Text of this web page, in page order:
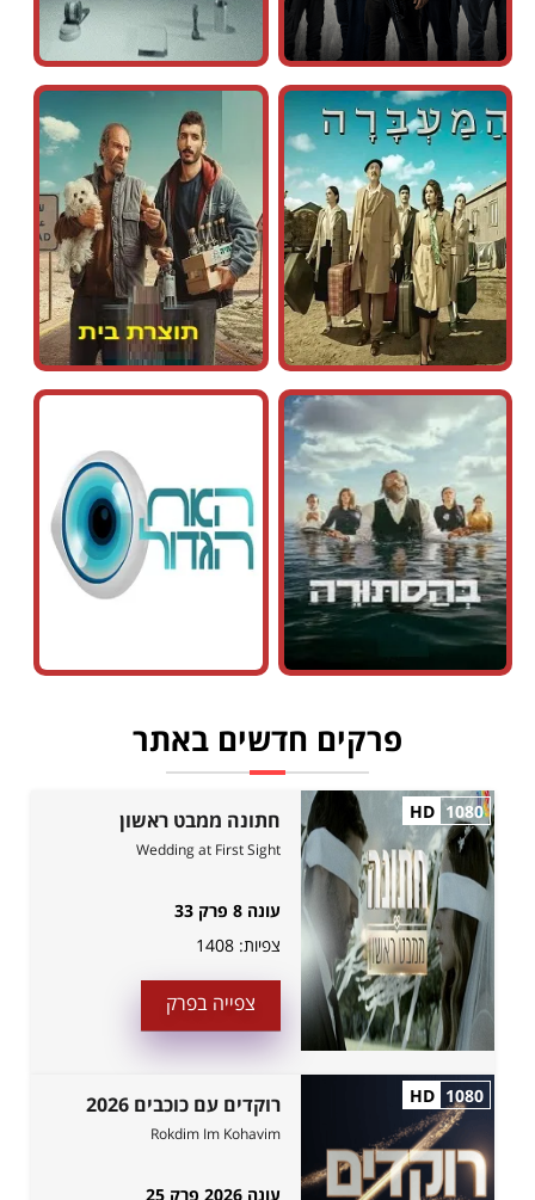
פרקים חדשים באתר
1080
HD חתונה ממבט ראשון
Wedding at First Sight
עונה 8 פרק 33
צפיות: 1408
צפייה בפרק
1080
HD רוקדים עם כוכבים 2026
Rokdim Im Kohavim
עונה 2026 פרק 25